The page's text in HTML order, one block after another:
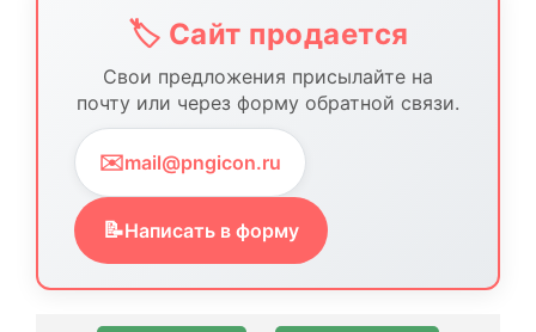
🏷️ Сайт продается
Свои предложения присылайте на
почту или через форму обратной связи.
✉️mail@pngicon.ru
📝Написать в форму